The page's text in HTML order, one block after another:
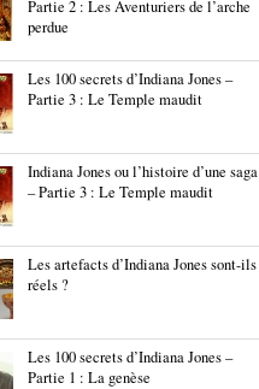
Partie 2 : Les Aventuriers de l’arche
perdue
Les 100 secrets d’Indiana Jones –
Partie 3 : Le Temple maudit
Indiana Jones ou l’histoire d’une saga
– Partie 3 : Le Temple maudit
Les artefacts d’Indiana Jones sont-ils
réels ?
Les 100 secrets d’Indiana Jones –
Partie 1 : La genèse